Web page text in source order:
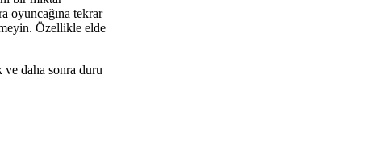
oyuncağına tekrar
Özellikle elde
daha sonra duru